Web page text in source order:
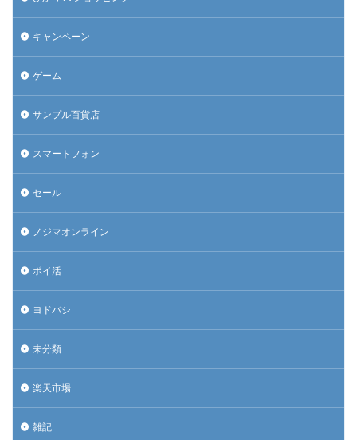
キャンペーン
ゲーム
サンプル百貨店
スマートフォン
セール
ノジマオンライン
ポイ活
ヨドバシ
未分類
楽天市場
雑記